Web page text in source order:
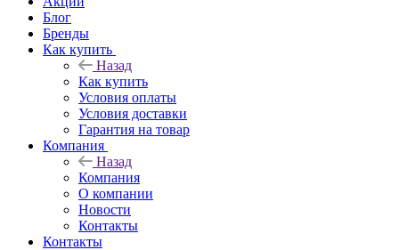
Блог
Бренды
Как купить
Назад
Как купить
Условия оплаты
Условия доставки
Гарантия на товар
Компания
Назад
Компания
О компании
Новости
Контакты
Контакты